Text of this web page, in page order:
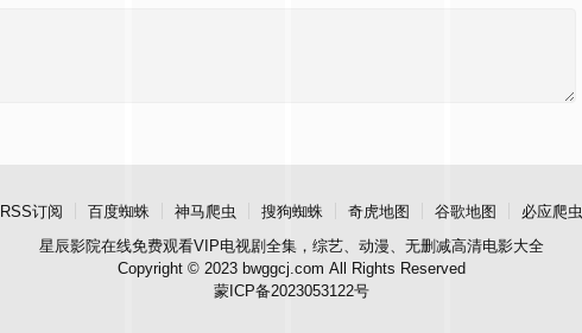
RSS订阅 百度蜘蛛 神马爬虫 搜狗蜘蛛 奇虎地图 谷歌地图
必应爬虫
星辰影院在线免费观看VIP电视剧全集，综艺、动漫、无删减高清电影大全
Copyright © 2023 bwggcj.com All Rights Reserved
蒙ICP备2023053122号